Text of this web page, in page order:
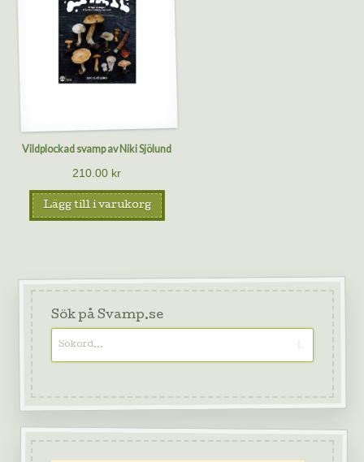
Vildplockad svamp av Niki Sjölund
210.00 kr
Lägg till i varukorg
Sök på Svamp.se